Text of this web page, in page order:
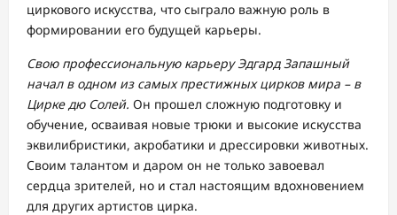
циркового искусства, что сыграло важную роль в
формировании его будущей карьеры.
Свою профессиональную карьеру Эдгард Запашный
начал в одном из самых престижных цирков мира – в
Цирке дю Солей. Он прошел сложную подготовку и
обучение, осваивая новые трюки и высокие искусства
эквилибристики, акробатики и дрессировки животных.
Своим талантом и даром он не только завоевал
сердца зрителей, но и стал настоящим вдохновением
для других артистов цирка.